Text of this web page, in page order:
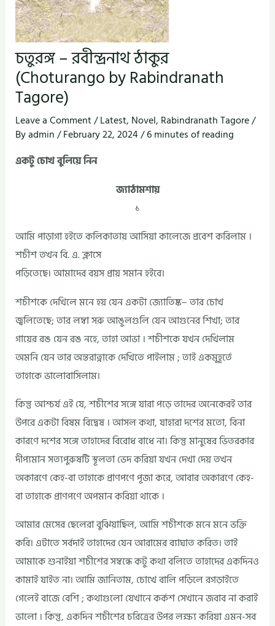
চতুরঙ্গ – রবীন্দ্রনাথ ঠাকুর
(Choturango by Rabindranath
Tagore)
Leave a Comment/Latest, Novel, Rabindranath Tagore/
Byadmin/February 22, 2024/6 minutes of reading
একটু চোখ বুলিয়ে নিন
জ্যাঠামশায়
১
আমি পাড়াগা হইতে কলিকাতায় আসিয়া কালেজে প্রবেশ করিলাম ।
শচীশ তখন বি. এ. ক্লাসে
পড়িতেছে। আমাদের বয়স প্রায় সমান হইবে।
শচীশকে দেখিলে মনে হয় যেন একটা জ্যোতিষ্ক– তার চোখ
জ্বলিতেছে; তার লম্বা সরু আঙুলগুলি যেন আগুনের শিখা; তার
গায়ের রঙ যেন রঙ নহে, তাহা আভা । শচীশকে যখন দেখিলাম
অমনি যেন তার অন্তরাত্নাকে দেখিতে পাইলাম ; তাই একমুহূর্তে
তাহাকে ভালোবাসিলাম।
কিন্তু আশ্চর্য এই যে, শচীশের সঙ্গে যারা পড়ে তাদের অনেকেরই তার
উপরে একটা বিষম বিদ্বেষ । আসল কথা, যাহারা দশের মতো, বিনা
কারণে দশের সঙ্গে তাহাদের বিরোধ বাধে না। কিন্তু মানুষের ভিতরকার
দীপ্যমান সত্যপুরুষটি স্থূলতা ভেদ করিয়া যখন দেখা দেয় তখন
অকারণে কেহ-বা তাহাকে প্রাণপণে পূজা করে, আবার অকারণে কেহ-
বা তাহাকে প্রাণপণে অপমান করিয়া থাকে ।
আমার মেসের ছেলেরা বুঝিয়াছিল, আমি শচীশকে মনে মনে ভক্তি
করি। এটাতে সর্বদাই তাহাদের যেন আরামের ব্যাঘাত করিত। তাই
আমাকে শুনাইয়া শচীশের সম্বন্ধে কটু কথা বলিতে তাহাদের একদিনও
কামাই যাইত না। আমি জানিতাম, চোখে বালি পড়িলে রগড়াইতে
গেলেই বাজে বেশি ; কথাগুলো যেখানে কর্কশ সেখানে জবাব না করাই
ভালো । কিন্তু, একদিন শচীশের চরিত্রের উপর লক্ষ্য করিয়া এমন-সব